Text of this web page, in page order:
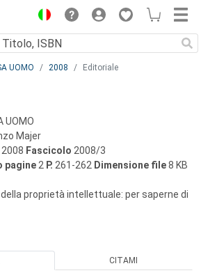
UOMO 2008 Editoriale
UOMO
Majer
2008 Fascicolo 2008/3
pagine 2 P. 261-262 Dimensione file8 KB
della proprietà intellettuale: per saperne di
CITAMI